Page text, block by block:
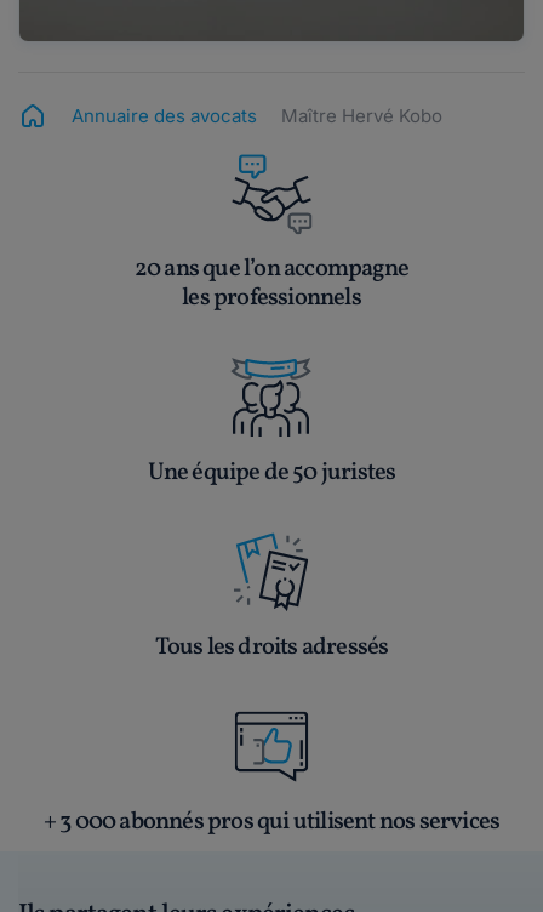
Annuaire des avocats Maître Hervé Kobo
20 ans que l’on accompagne
les professionnels
Une équipe de 50 juristes
Tous les droits adressés
+ 3 000 abonnés pros qui utilisent nos services